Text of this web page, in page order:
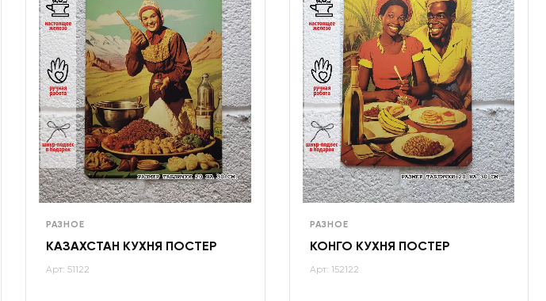
РАЗНОЕ
КАЗАХСТАН КУХНЯ ПОСТЕР
Арт: 51122
РАЗНОЕ
КОНГО КУХНЯ ПОСТЕР
Арт: 152122